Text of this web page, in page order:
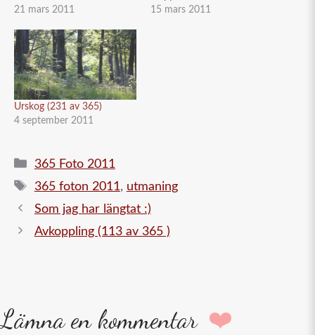
21 mars 2011
15 mars 2011
Urskog (231 av 365)
4 september 2011
Kategorier
365 Foto 2011
Etiketter
365 foton 2011, utmaning
Som jag har längtat :)
Avkoppling (113 av 365 )
Lämna en kommentar